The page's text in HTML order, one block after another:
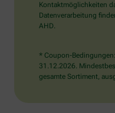
Kontaktmöglichkeiten
Datenverarbeitung
AHD.
* Coupon-
31.12.2026.
gesamte Sortiment,